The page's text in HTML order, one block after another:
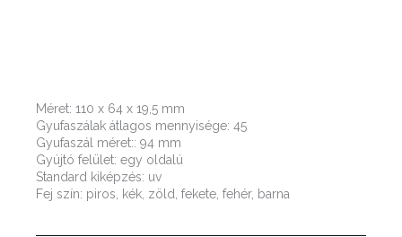
Méret: 110 x 64 x 19,5 mm
Gyufaszálak átlagos mennyisége: 45
Gyufaszál méret:: 94 mm
Gyújtó felület: egy oldalú
Standard kiképzés: uv
Fej szín: piros, kék, zöld, fekete, fehér, barna